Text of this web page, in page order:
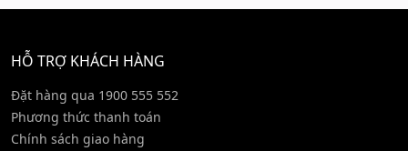
HỖ TRỢ KHÁCH HÀNG
Đặt hàng qua 1900 555 552
Phương thức thanh toán
Chính sách giao hàng